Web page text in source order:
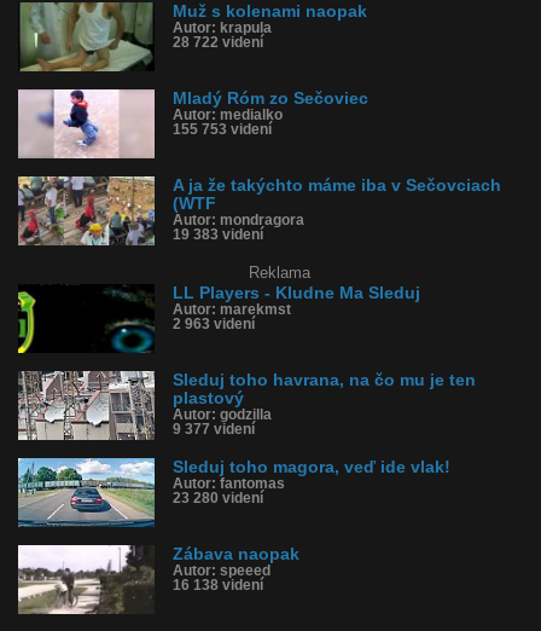
Obľúbené: 1
Komentárov: 13
Dľžka: 0:08
Kategória: ľudia
Tagy: sečovce, sečoviec, kolená, kĺby, hypermobilné kĺby, chalan
má hypermobilné kolená
História sledovanosti videa:
Muž s kolenami naopak
Autor: krapula
28 722 videní
Mladý Róm zo Sečoviec
Autor: medialko
155 753 videní
A ja že takýchto máme iba v Sečovciach
(WTF
Autor: mondragora
19 383 videní
Reklama
LL Players - Kludne Ma Sleduj
Autor: marekmst
2 963 videní
Sleduj toho havrana, na čo mu je ten
plastový
Autor: godzilla
9 377 videní
Sleduj toho magora, veď ide vlak!
Autor: fantomas
23 280 videní
Zábava naopak
Autor: speeed
16 138 videní